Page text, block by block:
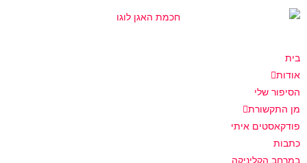
בית
אודות
הסיפור שלי
מן התקשורת
פודקאסטים איתי
כתבות
במרחב הקליניקה